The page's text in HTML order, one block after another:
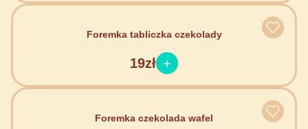
Foremka tabliczka czekolady
19zł
Foremka czekolada wafel